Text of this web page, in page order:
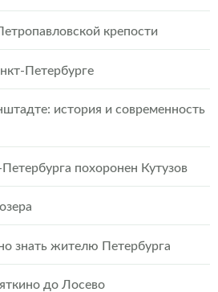
крепости
Петербурге
история и современность
похоронен Кутузов
знать жителю Петербурга
до Лосево